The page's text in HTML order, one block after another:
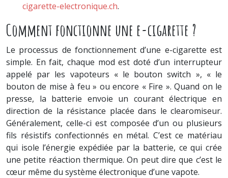
cigarette-electronique.ch.
Comment fonctionne une e-cigarette ?
Le processus de fonctionnement d’une e-cigarette est
simple. En fait, chaque mod est doté d’un interrupteur
appelé par les vapoteurs « le bouton switch », « le
bouton de mise à feu » ou encore « Fire ». Quand on le
presse, la batterie envoie un courant électrique en
direction de la résistance placée dans le clearomiseur.
Généralement, celle-ci est composée d’un ou plusieurs
fils résistifs confectionnés en métal. C’est ce matériau
qui isole l’énergie expédiée par la batterie, ce qui crée
une petite réaction thermique. On peut dire que c’est le
cœur même du système électronique d’une vapote.